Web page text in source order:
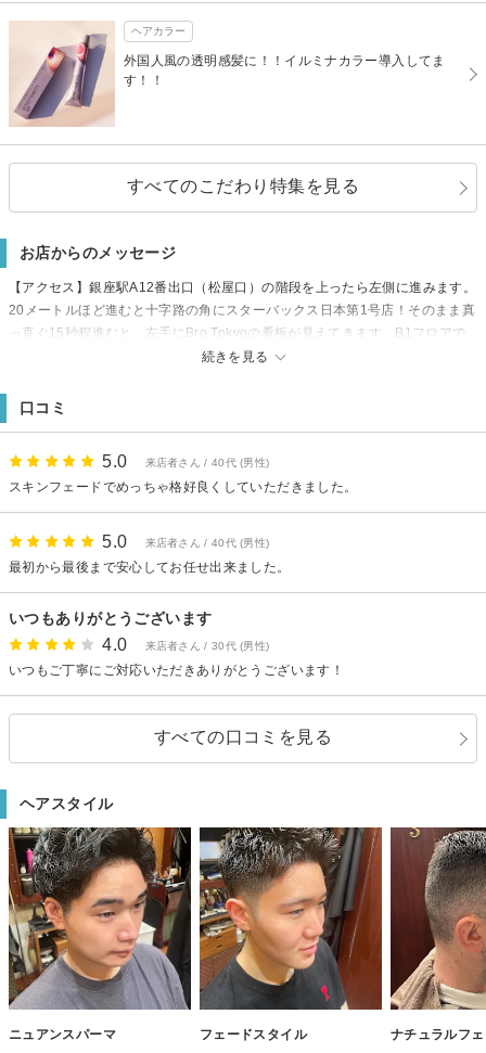
ヘアカラー
外国人風の透明感髪に！！イルミナカラー導入してま
す！！
すべてのこだわり特集を見る
お店からのメッセージ
続きを見る
【アクセス】銀座駅A12番出口（松屋口）の階段を上ったら左側に進みます。
20メートルほど進むと十字路の角にスターバックス日本第1号店！そのまま真
っ直ぐ15秒程進むと、左手にBro Tokyoの看板が見えてきます。B1フロアで
すので階段を下りて頂くと入口があります。
口コミ
5.0 来店者さん / 40代 (男性)
スキンフェードでめっちゃ格好良くしていただきました。
5.0 来店者さん / 40代 (男性)
最初から最後まで安心してお任せ出来ました。
いつもありがとうございます
4.0 来店者さん / 30代 (男性)
いつもご丁寧にご対応いただきありがとうございます！
すべての口コミを見る
ヘアスタイル
ニュアンスパーマ フェードスタイル ナチュラルフ